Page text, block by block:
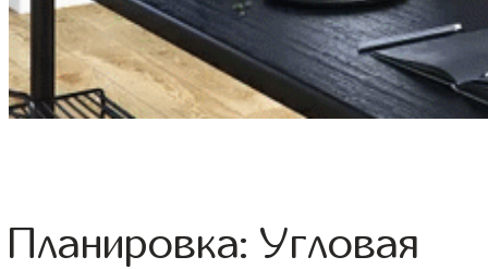
Планировка: Угловая